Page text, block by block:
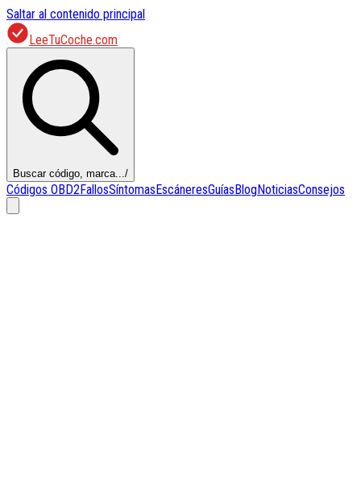
Saltar al contenido principal
LeeTuCoche.com
Buscar código, marca.../
Códigos OBD2FallosSíntomasEscáneresGuíasBlogNoticiasConsejos